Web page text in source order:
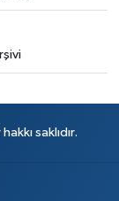
saklıdır.